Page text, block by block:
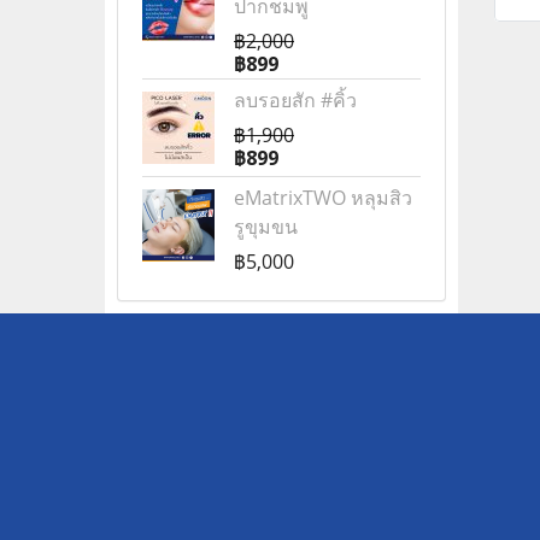
ปากชมพู
฿2,000
฿899
ลบรอยสัก #คิ้ว
฿1,900
฿899
eMatrixTWO หลุมสิว
รูขุมขน
฿5,000